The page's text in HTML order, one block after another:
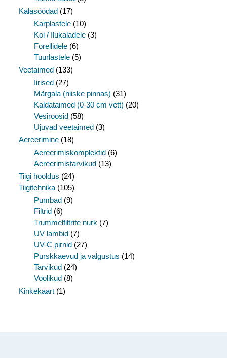
Kalasöödad (17)
Karplastele (10)
Koi / Ilukaladele (3)
Forellidele (6)
Tuurlastele (5)
Veetaimed (133)
Iirised (27)
Märgala (niiske pinnas) (31)
Kaldataimed (0-30 cm vett) (20)
Vesiroosid (58)
Ujuvad veetaimed (3)
Aereerimine (18)
Aereerimiskomplektid (6)
Aereerimistarvikud (13)
Tiigi hooldus (24)
Tiigitehnika (105)
Pumbad (9)
Filtrid (6)
Trummelfiltrite nurk (7)
UV lambid (7)
UV-C pirnid (27)
Purskkaevud ja valgustus (14)
Tarvikud (24)
Voolikud (8)
Kinkekaart (1)